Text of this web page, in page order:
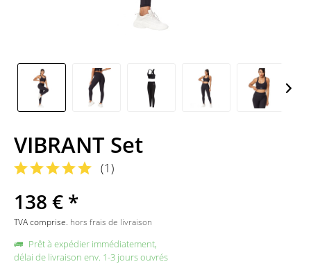
VIBRANT Set
(1)
138 € *
TVA comprise. hors frais de livraison
Prêt à expédier immédiatement,
délai de livraison env. 1-3 jours ouvrés